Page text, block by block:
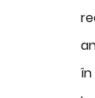
în